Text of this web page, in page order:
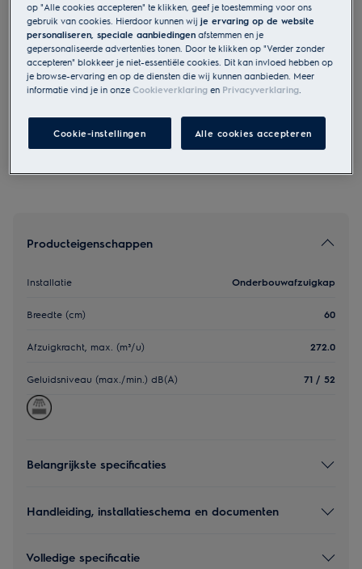
EU productinformatie
€ 199
Veiligheidsinstructies en veiligheidswaarschuwingen volgens
van de handleiding. Lees de volledige handleiding voor een
veilig gebruik van het product.
Producteigenschappen
Installatie Onderbouwafzuigkap
Breedte (cm) 60
Afzuigkracht, max. (m³/u) 272.0
Geluidsniveau (max./min.) dB(A) 71 / 52
Belangrijkste specificaties
Handleiding, installatieschema en documenten
Volledige specificatie
op "Alle cookies accepteren" te klikken, geef je toestemming voor ons
gebruik van cookies. Hierdoor kunnen wijje ervaring op de website
personaliseren, speciale aanbiedingen afstemmen en je
gepersonaliseerde advertenties tonen. Door te klikken op "Verder zonder
accepteren" blokkeer je niet-essentiële cookies. Dit kan invloed hebben op
je browse-ervaring en op de diensten die wij kunnen aanbieden. Meer
informatie vind je in onzeCookieverklaring en Privacyverklaring
Cookie-instellingen Alle cookies accepteren